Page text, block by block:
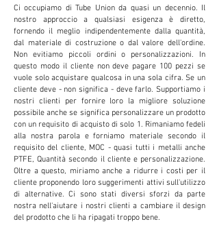
Ci occupiamo di Tube Union da quasi un decennio. Il
nostro approccio a qualsiasi esigenza è diretto,
fornendo il meglio indipendentemente dalla quantità,
dal materiale di costruzione o dal valore dell'ordine.
Non evitiamo piccoli ordini o personalizzazioni. In
questo modo il cliente non deve pagare 100 pezzi se
vuole solo acquistare qualcosa in una sola cifra. Se un
cliente deve - non significa - deve farlo. Supportiamo i
nostri clienti per fornire loro la migliore soluzione
possibile anche se significa personalizzare un prodotto
con un requisito di acquisto di solo 1. Rimaniamo fedeli
alla nostra parola e forniamo materiale secondo il
requisito del cliente, MOC - quasi tutti i metalli anche
PTFE, Quantità secondo il cliente e personalizzazione.
Oltre a questo, miriamo anche a ridurre i costi per il
cliente proponendo loro suggerimenti attivi sull'utilizzo
di alternative. Ci sono stati diversi sforzi da parte
nostra nell'aiutare i nostri clienti a cambiare il design
del prodotto che li ha ripagati troppo bene.